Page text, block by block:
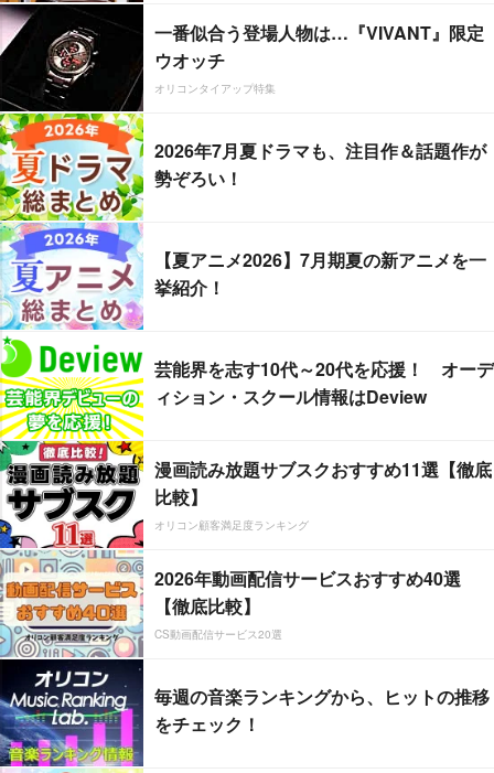
一番似合う登場人物は…『VIVANT』限定
ウオッチ
オリコンタイアップ特集
2026年7月夏ドラマも、注目作＆話題作が
勢ぞろい！
【夏アニメ2026】7月期夏の新アニメを一
挙紹介！
芸能界を志す10代～20代を応援！ オーデ
ィション・スクール情報はDeview
漫画読み放題サブスクおすすめ11選【徹底
比較】
オリコン顧客満足度ランキング
2026年動画配信サービスおすすめ40選
【徹底比較】
CS動画配信サービス20選
毎週の音楽ランキングから、ヒットの推移
をチェック！